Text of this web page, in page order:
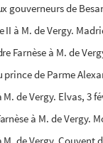
gouverneurs de
II à M. de Vergy.
Farnèse à M. de
de Parme
de Vergy. Elvas, 3
à M. de Vergy.